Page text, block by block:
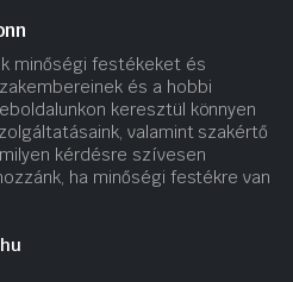
minőségi festékeket és
és a hobbi
keresztül könnyen
valamint szakértő
kérdésre szívesen
ha minőségi festékre van